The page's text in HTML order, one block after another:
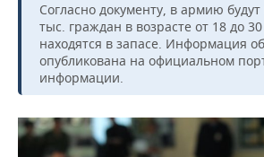
ОТКРЫТАЯ ЛЕКЦИЯ
БАСКЕТБОЛ
ВОЛЕЙБОЛ
ФИГУРНОЕ КАТАНИЕ
ИНФРАСТРУКТУРА
ИСТОРИЯ
МЕДИЦИНА
СПРАВОЧНИК
СПИСОК ПЕРСОН
ПОЛНАЯ ВЕРСИЯ
Согласно документу, в армию
тыс. граждан в возрасте от 18 до
находятся в запасе. Информация
опубликована на официальном
информации.